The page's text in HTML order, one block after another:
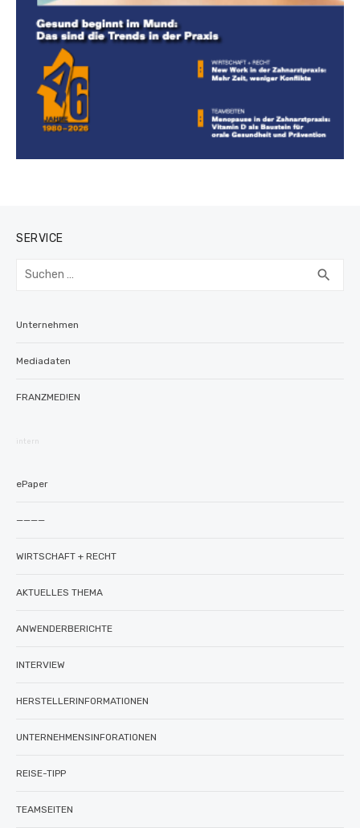
SERVICE
Suchen
search
Unternehmen
Mediadaten
FRANZMED!EN
intern
ePaper
————
WIRTSCHAFT + RECHT
AKTUELLES THEMA
ANWENDERBERICHTE
INTERVIEW
HERSTELLERINFORMATIONEN
UNTERNEHMENSINFORATIONEN
REISE-TIPP
TEAMSEITEN